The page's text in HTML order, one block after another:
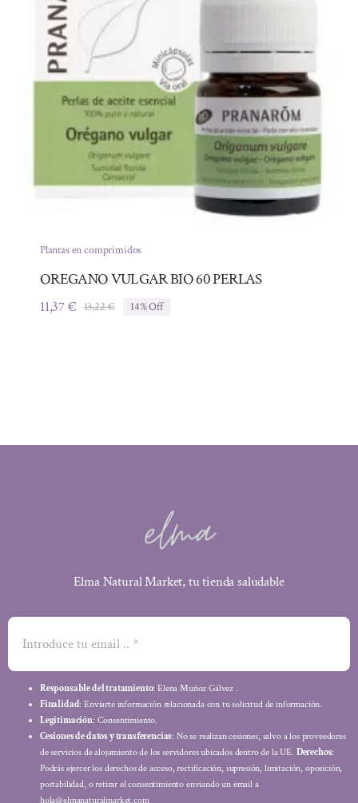
Plantas en comprimidos
OREGANO VULGAR BIO 60 PERLAS
13,22€El
11,37€
El
14% Off
Elma Natural Market, tu tienda saludable
Responsable del tratamiento: Elena Muñoz Gálvez .
Finalidad: Enviarte información relacionada con tu solicitud de información.
Legitimación: Consentimiento.
Cesiones de datos y transferencias: No se realizan cesiones, salvo a los proveedores
de servicios de alojamiento de los servidores ubicados dentro de la UE. Derechos:
Podrás ejercer los derechos de acceso, rectificación, supresión, limitación, oposición,
portabilidad, o retirar el consentimiento enviando un email a
hola@elmanaturalmarket.com